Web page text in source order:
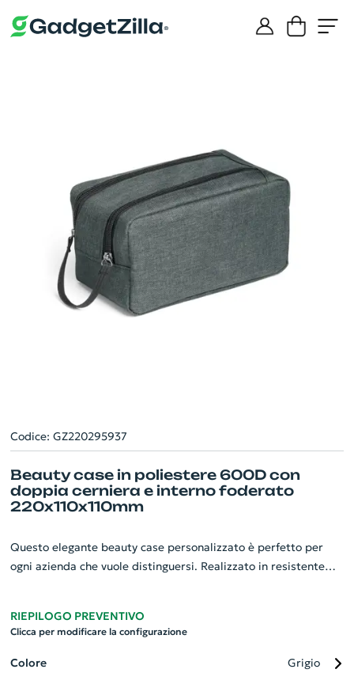
Codice: GZ220295937
Beauty case in poliestere 600D con
doppia cerniera e interno foderato
220x110x110mm
Questo elegante beauty case personalizzato è perfetto per
ogni azienda che vuole distinguersi. Realizzato in resistente
per un facile accesso. L'interno foderato offre una protezione
220x110x110mm, rendendolo ampio ma pratico da portare.
RIEPILOGO PREVENTIVO
Clicca per modificare la configurazione
Colore Grigio